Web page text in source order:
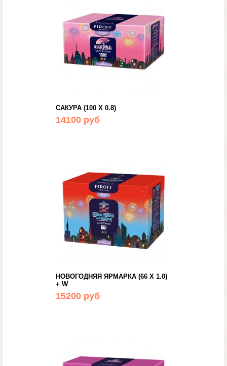
САКУРА (100 Х 0.8)
14100 руб
НОВОГОДНЯЯ ЯРМАРКА (66 Х 1.0)
+ W
15200 руб